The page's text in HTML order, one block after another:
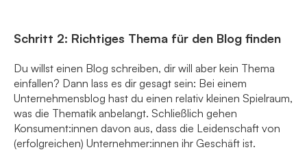
Schritt 2: Richtiges Thema für den Blog finden
Du willst einen Blog schreiben, dir will aber kein Thema
einfallen? Dann lass es dir gesagt sein: Bei einem
Unternehmensblog hast du einen relativ kleinen Spielraum,
was die Thematik anbelangt. Schließlich gehen
Konsument:innen davon aus, dass die Leidenschaft von
(erfolgreichen) Unternehmer:innen ihr Geschäft ist.